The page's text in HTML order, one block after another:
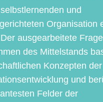
und
Organisation
ausgearbeitete
des Mittelstands
Konzepten der
und
Felder der